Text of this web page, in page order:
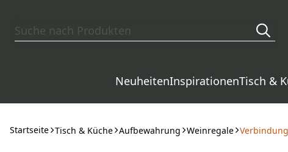
NeuheitenInspirationenTisch &
Startseite Tisch & Küche Aufbewahrung Weinregale